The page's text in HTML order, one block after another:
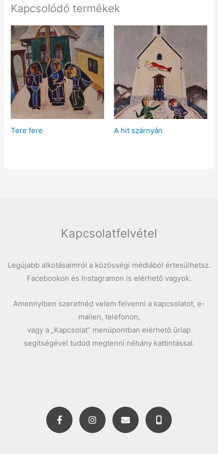
Kapcsolódó termékek
Tere fere A hit szárnyán
Kapcsolatfelvétel
Legújabb alkotásaimról a közösségi médiából értesülhetsz.
Facebookon és Instagramon is elérhető vagyok.
Amennyiben szeretnéd velem felvenni a kapcsolatot, e-
mailen, telefonon,
vagy a „Kapcsolat” menüpontban elérhető űrlap
segítségével tudod megtenni néhány kattintással.
F
a
c
e
I
n
t
E
n
e
M
o
b
i